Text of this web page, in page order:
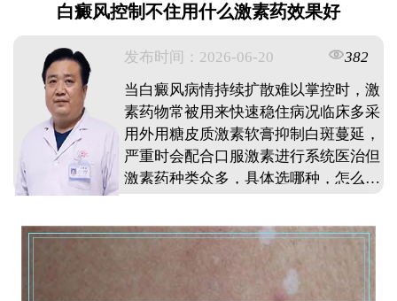
白癜风控制不住用什么激素药效果好
发布时间：2026-06-20
382
当白癜风病情持续扩散难以掌控时，激
素药物常被用来快速稳住病况临床多采
用外用糖皮质激素软膏抑制白斑蔓延，
严重时会配合口服激素进行系统医治但
激素药种类众多，具体选哪种，怎么用
者千万别自行购药涂抹除药物干预外，
还需结合光疗等手段综合调理，发现白
斑扩散应及时到正规医院检查，制定个
体化方案才能有效控制病情发展。 ...